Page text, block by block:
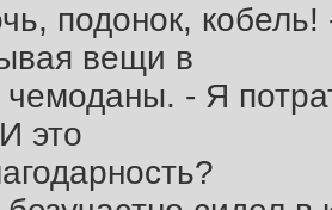
подонок,
вещи в
чемоданы. - Я
это